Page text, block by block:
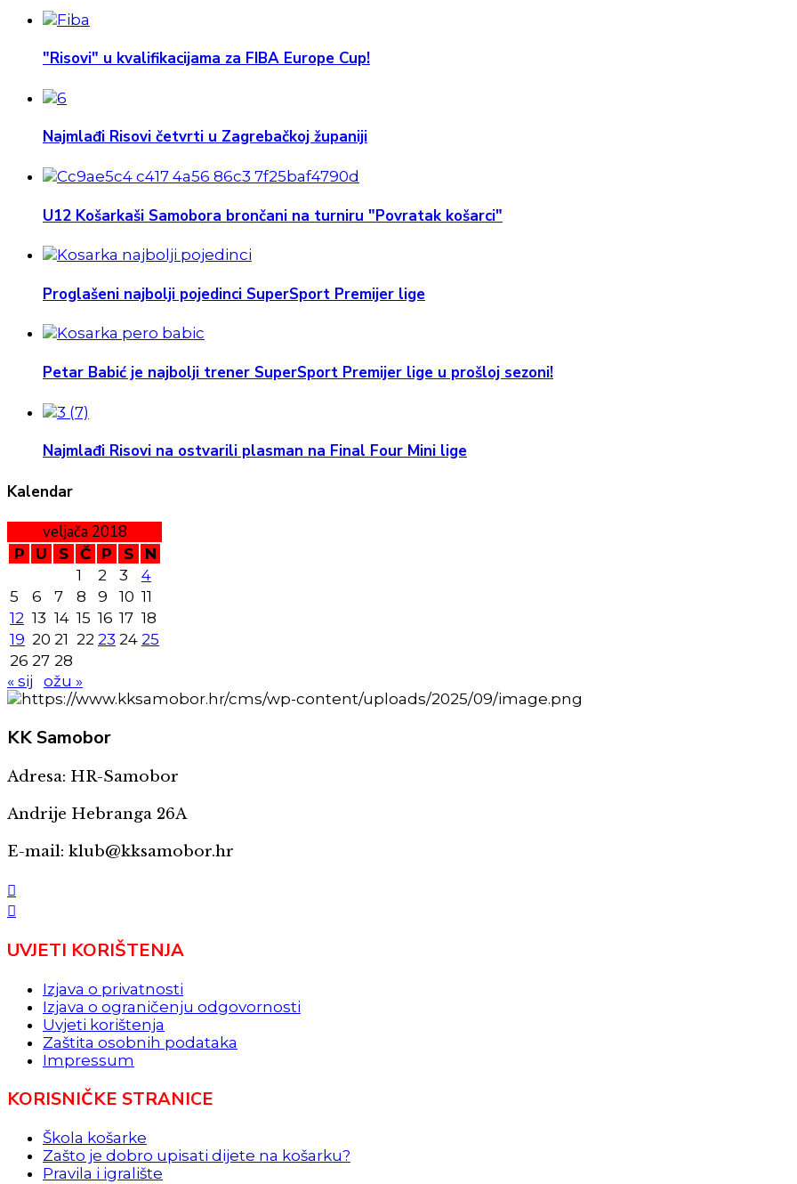
"Risovi" u kvalifikacijama za FIBA Europe Cup!
Najmlađi Risovi četvrti u Zagrebačkoj županiji
U12 Košarkaši Samobora brončani na turniru "Povratak košarci"
Proglašeni najbolji pojedinci SuperSport Premijer lige
Petar Babić je najbolji trener SuperSport Premijer lige u prošloj sezoni!
Najmlađi Risovi na ostvarili plasman na Final Four Mini lige
Kalendar
veljača 2018
P U S Č P S
N
1
2 3
4
5
6 7 8 9 10 11
12 13 14 15 16 17 18
19 20 21 22 23 24 25
26 27 28
« sij
ožu »
KKSamobor
Adresa: HR-Samobor
Andrije Hebranga 26A
E-mail: klub@kksamobor.hr
UVJETI KORIŠTENJA
Izjava o privatnosti
Izjava o ograničenju odgovornosti
Uvjeti korištenja
Zaštita osobnih podataka
Impressum
KORISNIČKE STRANICE
Škola košarke
Zašto je dobro upisati dijete na košarku?
Pravila i igralište